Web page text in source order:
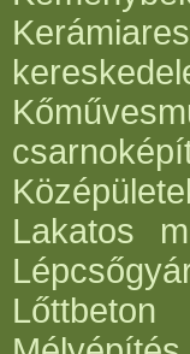
Lakatos
Lőttbeton